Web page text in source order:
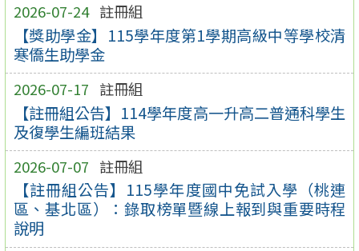
2026-07-24 註冊組
【獎助學金】115學年度第1學期高級中等學校清
寒僑生助學金
2026-07-17 註冊組
【註冊組公告】114學年度高一升高二普通科學生
及復學生編班結果
2026-07-07 註冊組
【註冊組公告】115學年度國中免試入學（桃連
區、基北區）：錄取榜單暨線上報到與重要時程
說明